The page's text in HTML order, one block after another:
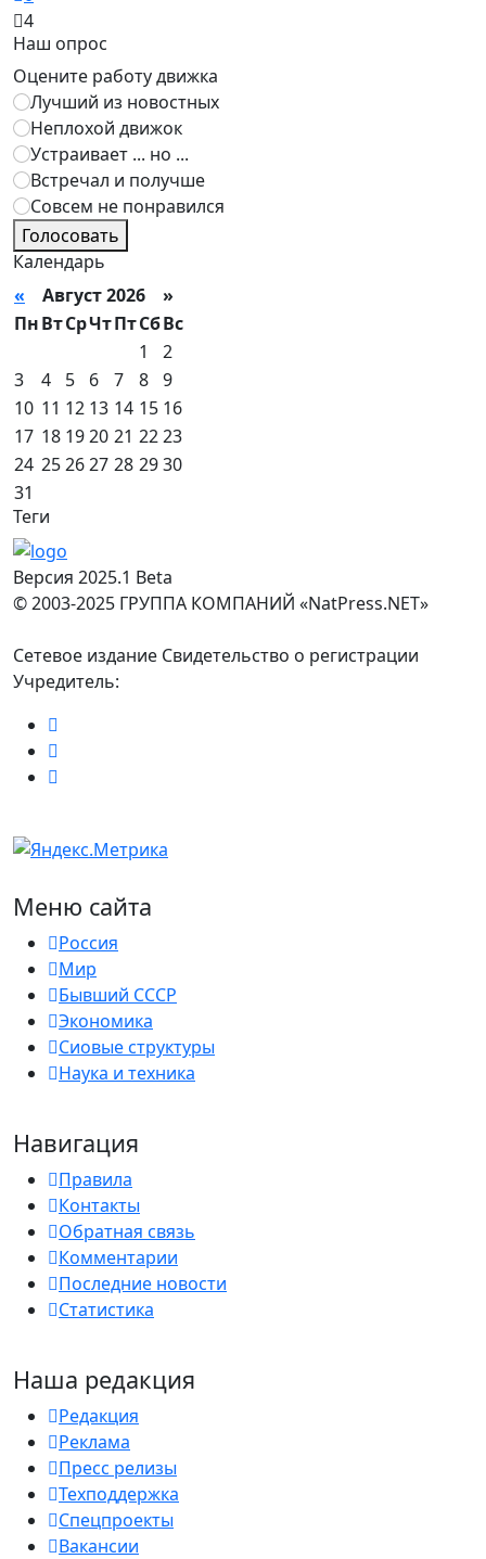
4
Наш опрос
Оцените работу движка
Лучший из новостных
Неплохой движок
Устраивает ... но ...
Встречал и получше
Совсем не понравился
Голосовать
Календарь
« Август 2026 »
ПнВтСрЧтПтСбВс
1
2
3
4 5 6 7 8 9
10 11 12 13 14 15 16
17 18 1920 21 2223
24 252627 28 2930
31
Теги
Версия 2025.1 Beta
© 2003-2025 ГРУППА КОМПАНИЙ «NatPress.NET»
Сетевое издание Свидетельство о регистрации
Учредитель:
Меню сайта
Россия
Мир
Бывший СССР
Экономика
Сиовые структуры
Наука и техника
Навигация
Правила
Контакты
Обратная связь
Комментарии
Последние новости
Статистика
Наша редакция
Редакция
Реклама
Пресс релизы
Техподдержка
Спецпроекты
Вакансии